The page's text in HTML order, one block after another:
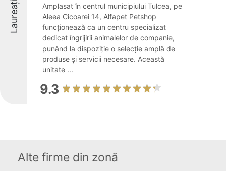
Laureați
Amplasat în centrul municipiului Tulcea, pe
Aleea Cicoarei 14, Alfapet Petshop
funcționează ca un centru specializat
dedicat îngrijirii animalelor de companie,
punând la dispoziție o selecție amplă de
produse și servicii necesare. Această
unitate ...
9.3
Alte firme din zonă